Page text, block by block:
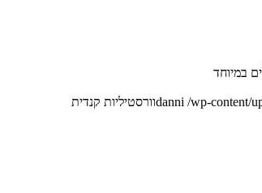
במיוחד
danni /wp-content/ וורסטיליות קנדית